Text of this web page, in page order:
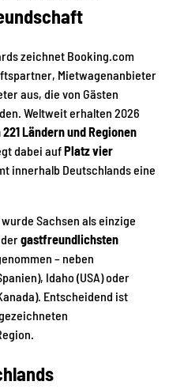
zeichnet Booking.com
Mietwagenanbieter
aus, die von Gästen
Weltweit erhalten 2026
Ländern und Regionen
dabei aufPlatz vier
innerhalb Deutschlands eine
Sachsen als einzige
gastfreundlichsten
– neben
Idaho (USA) oder
Entscheidend ist